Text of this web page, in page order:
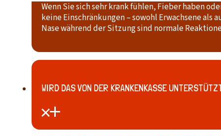
Wenn Sie sich sehr krank fühlen, Fieber haben
keine Einschränkungen – sowohl Erwachsene
Nase während der Sitzung sind normale
WIRD DAS VON DER KRANKENKASSE